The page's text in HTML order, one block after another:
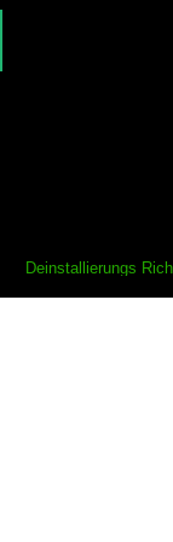
Deinstallierungs